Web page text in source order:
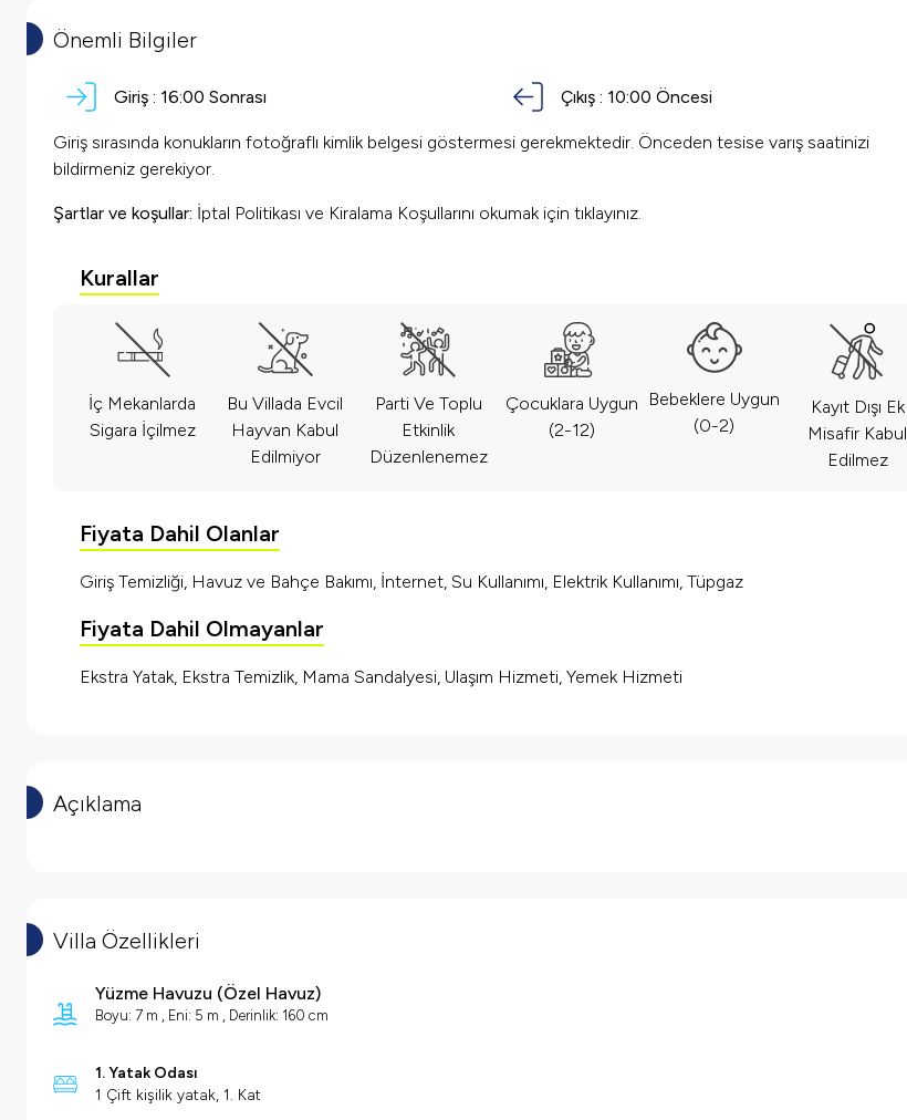
Önemli Bilgiler
Giriş : 16:00 Sonrası Çıkış : 10:00 Öncesi
Giriş sırasında konukların fotoğraflı kimlik belgesi göstermesi gerekmektedir. Önceden tesise varış saatinizi
bildirmeniz gerekiyor.
Şartlar ve koşullar: İptal Politikası ve Kiralama Koşullarını okumak için tıklayınız.
Kurallar
İç Mekanlarda
Sigara İçilmez
Bu Villada Evcil
Hayvan Kabul
Edilmiyor
Parti Ve Toplu
Etkinlik
Düzenlenemez
Çocuklara Uygun
(2-12)
Bebeklere Uygun
(0-2)
Kayıt Dışı Ek
Misafir Kabul
Edilmez
Fiyata Dahil Olanlar
Giriş Temizliği, Havuz ve Bahçe Bakımı, İnternet, Su Kullanımı, Elektrik Kullanımı, Tüpgaz
Fiyata Dahil Olmayanlar
Ekstra Yatak, Ekstra Temizlik, Mama Sandalyesi, Ulaşım Hizmeti, Yemek Hizmeti
Açıklama
Villa Özellikleri
Yüzme Havuzu (Özel Havuz)
Boyu: 7 m , Eni: 5 m , Derinlik: 160 cm
1. Yatak Odası
1 Çift kişilik yatak, 1. Kat